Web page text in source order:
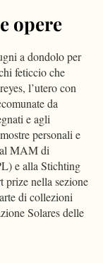
opere
a dondolo per
feticcio che
l’utero con
da
e agli
personali e
MAM di
e alla Stichting
prize nella sezione
di collezioni
Solares delle